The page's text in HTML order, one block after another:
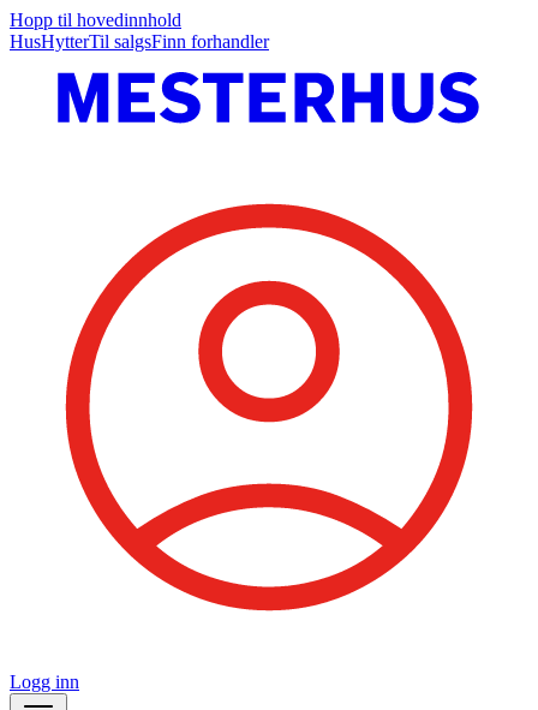
Hopp til hovedinnhold
HusHytterTil salgsFinn forhandler
Logg inn